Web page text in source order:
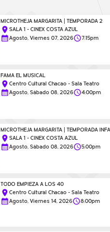
MICROTHEJA MARGARITA | TEMPORADA 2
SALA 1 - CINEX COSTA AZUL
Agosto, Viernes 07, 2026
7:15pm
FAMA EL MUSICAL
Centro Cultural Chacao - Sala Teatro
Agosto, Sábado 08, 2026
4:00pm
MICROTHEJA MARGARITA | TEMPORADA
SALA 1 - CINEX COSTA AZUL
Agosto, Sábado 08, 2026
5:00pm
TODO EMPIEZA A LOS 40
Centro Cultural Chacao - Sala Teatro
Agosto, Viernes 14, 2026
8:00pm